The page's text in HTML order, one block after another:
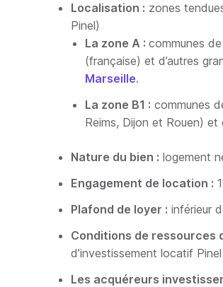
Localisation : zones
Pinel)
La zone A : communes
(française) et d’autres
Marseille.
La zone B1 : communes
Reims, Dijon et Rouen)
Nature du bien : logement
Engagement de location :
Plafond de loyer : inférieur
Conditions de ressources
d’investissement locatif Pinel
Les acquéreurs